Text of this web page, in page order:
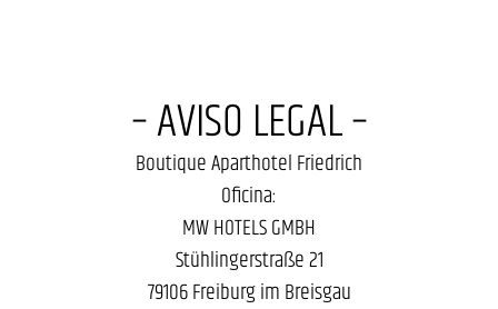
– AVISO LEGAL –
Boutique Aparthotel Friedrich
Oficina:
MW HOTELS GMBH
Stühlingerstraße 21
79106 Freiburg im Breisgau